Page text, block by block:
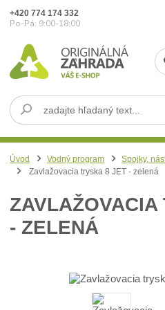
+420 774 174 332
Po-Pá: 9:00-18:00
Úvod Vodný program Spojky,
Zavlažovacia tryska 8 JET - zelená
- ZELENÁ